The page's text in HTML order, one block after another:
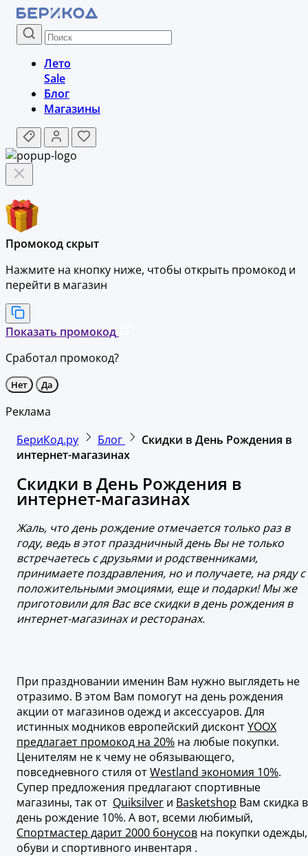
Лето
Sale
Блог
Магазины
Промокод скрыт
Нажмите на кнопку ниже, чтобы открыть промокод и
перейти в магазин
Показать промокод
Сработал промокод?
Нет Да
Реклама
БериКод.ру
Блог
Скидки в День Рождения в
интернет-магазинах
Скидки в День Рождения в
интернет-магазинах
Жаль, что день рождение отмечается только раз в
году, ведь в этот праздничный день Вы не только
встречаетесь с друзьями и родственниками,
принимаете поздравления, но и получаете, на ряду с
положительными эмоциями, еще и подарки! Мы же
приготовили для Вас все скидки в день рождения в
интернет-магазинах и ресторанах.
При праздновании именин Вам нужно выглядеть не
отразимо. В этом Вам помогут на день рождения
акции от магазинов одежд и аксессуаров. Для
истинных модников европейский дисконтYOOX
предлагает промокод на 20% на любые покупки.
Ценителям не к чему не обязывающего,
повседневного стиля отWestland экономия 10%.
Супер предложения предлагают спортивные
магазины, так от Quiksilver и Basketshop Вам скидка в
день рождение 10%. А вот, всеми любимый,
Спортмастер дарит 2000 бонусов на покупки одежды,
обуви и спортивного инвентаря .